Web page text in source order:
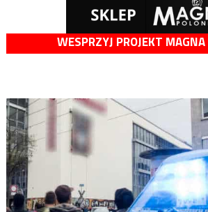
WESPRZYJ PROJEKT